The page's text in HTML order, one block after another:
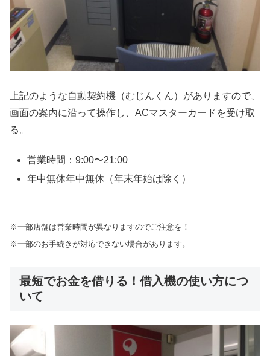
上記のような自動契約機（むじんくん）がありますので、
画面の案内に沿って操作し、ACマスターカードを受け取
る。
営業時間：9:00〜21:00
年中無休年中無休（年末年始は除く）
※一部店舗は営業時間が異なりますのでご注意を！
※一部のお手続きが対応できない場合があります。
最短でお金を借りる！借入機の使い方につ
いて